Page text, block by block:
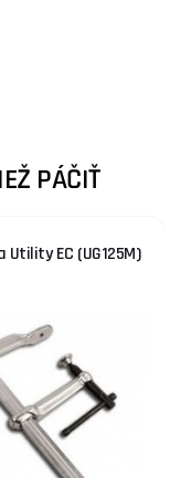
PÁČIŤ
Utility EC (UG125M)